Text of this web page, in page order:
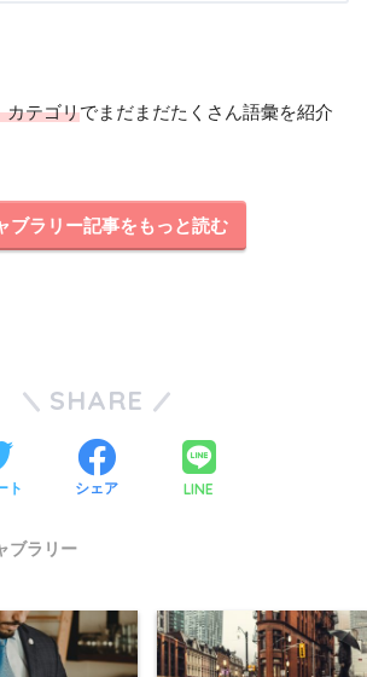
カテゴリでまだまだたくさん語彙を紹介
ブラリー記事をもっと読む
SHARE
ト シェア LINE
ブラリー